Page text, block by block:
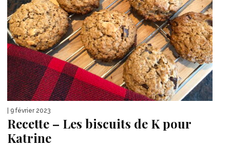
| 9 février 2023
Recette – Les biscuits de K pour
Katrine